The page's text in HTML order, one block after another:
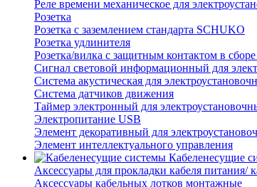
Реле времени механическое для
Розетка
Розетка с заземлением стандарта SCHUKO
Розетка удлинителя
Розетка/вилка с защитным контактом в
Сигнал световой информационный для
Система акустическая для
Система датчиков движения
Таймер электронный для
Электропитание USB
Элемент декоративный для
Элемент интеллектуального управления
Кабеленесущие
Аксессуары для прокладки кабеля питания/
Аксессуары кабельных лотков монтажные